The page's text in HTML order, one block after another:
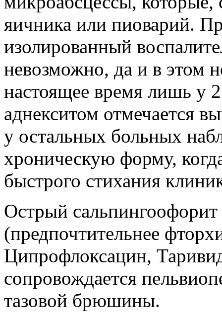
яичника или пиоварий.
изолированный
невозможно, да и в этом
настоящее время лишь у
аднекситом отмечается
у остальных больных
хроническую форму,
быстрого стихания
Острый сальпингоофорит
(предпочтительнее
Ципрофлоксацин,
сопровождается
тазовой брюшины.